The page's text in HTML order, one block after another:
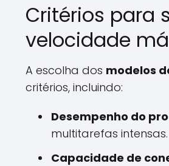
Critérios para
velocidade
A escolha dos modelos
critérios, incluindo:
Desempenho do
multitarefas intensas.
Capacidade de